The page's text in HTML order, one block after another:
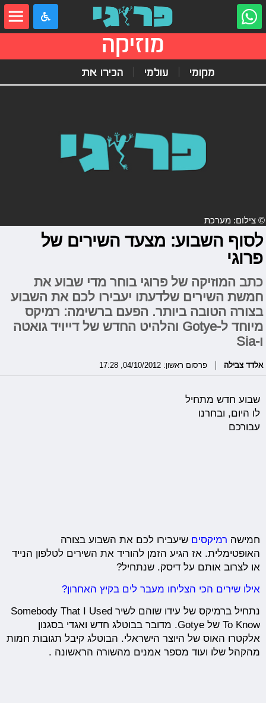
מוזיקה
מקומי עולמי הכירו את
© צילום: מערכת
לסוף השבוע: מצעד השירים של
פרוגי
כתב המוזיקה של פרוגי בוחר מדי שבוע את
חמשת השירים שלדעתו יעבירו לכם את השבוע
בצורה הטובה ביותר. הפעם ברשימה: רמיקס
מיוחד ל-Gotye והלהיט החדש של דייויד גואטה
ו-Sia
אלדד צבילה פרסום ראשון: 04/10/2012, 17:28
שבוע חדש מתחיל
לו היום, ובחרנו
עבורכם
חמישה רמיקסים שיעבירו לכם את השבוע בצורה
האופטימלית. אז הגיע הזמן להוריד את השירים לטלפון הנייד
או לצרוב אותם על דיסק. שנתחיל?
אילו שירים הכי הצליחו מעבר לים בקיץ האחרון?
נתחיל ברמיקס של עידו שוהם לשיר Somebody That I Used
To Know של Gotye. מדובר בבוטלג חדש ואגדי בסגנון
אלקטרו האוס של היוצר הישראלי. הבוטלג קיבל תגובות חמות
מהקהל שלו ועוד מספר אמנים מהשורה הראשונה .